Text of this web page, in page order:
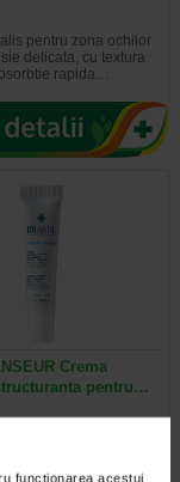
funcționarea acestui
pentru zona ochilor
delicata, cu textura
rapida…
Crema
pentru…
Formula sa…